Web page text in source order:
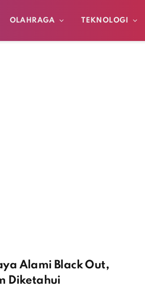
OLAHRAGA TEKNOLOGI
Alami Black Out,
Diketahui